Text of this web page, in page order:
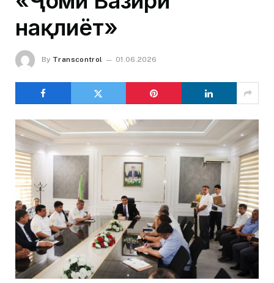
нақлиёт»
By Transcontrol 01.06.2026